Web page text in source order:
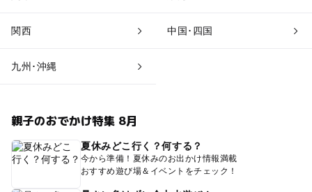
関西 中国･四国
九州･沖縄
親子のおでかけ特集 8月
夏休みどこ行く？何する？
今から準備！夏休みのお出かけ情報満載
おすすめ遊び場＆イベントをチェック！